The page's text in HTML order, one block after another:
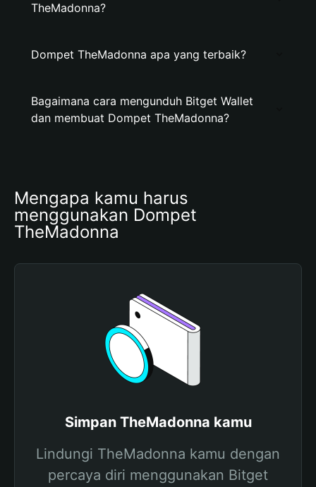
TheMadonna?
Dompet TheMadonna apa yang terbaik?
Bagaimana cara mengunduh Bitget Wallet
dan membuat Dompet TheMadonna?
Mengapa kamu harus
menggunakan Dompet
TheMadonna
Simpan TheMadonna kamu
Lindungi TheMadonna kamu dengan
percaya diri menggunakan Bitget